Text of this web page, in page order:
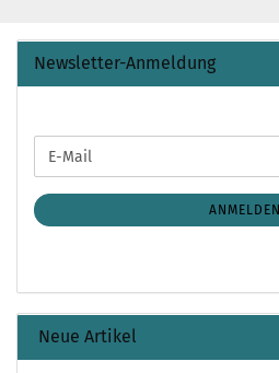
Newsletter-Anmeldung
ZUR
ANMELDUNG
E-
Mail
ANMELDEN
Neue Artikel